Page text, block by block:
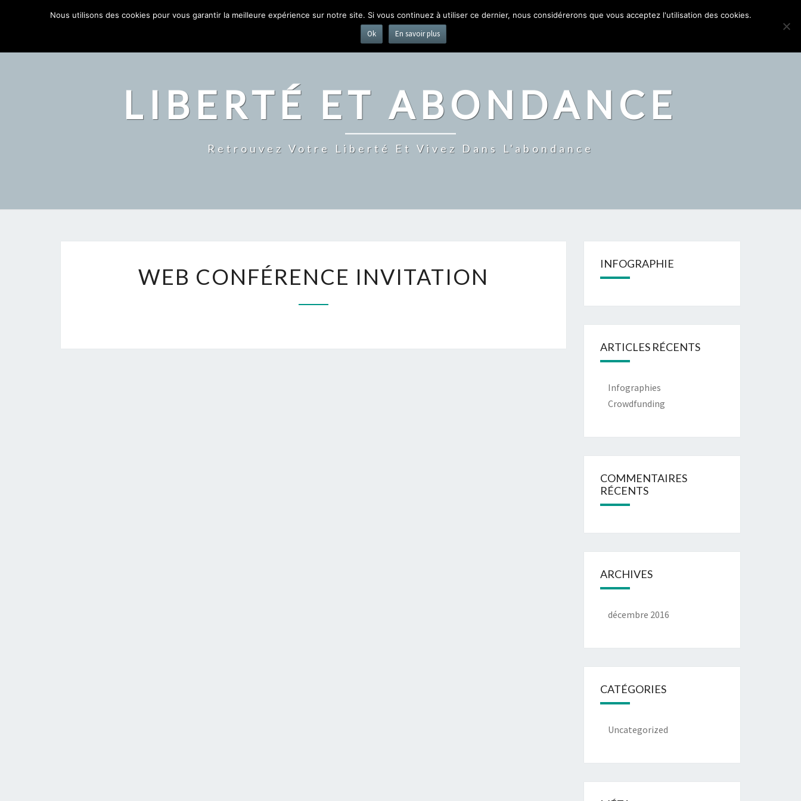
LIBERTÉ ET ABONDANCE ACCUEIL WEB CONFÉRENCE INVITATION FORMULAIRE EBOOK
LIBERTÉ ET ABONDANCE
Retrouvez Votre Liberté Et Vivez Dans L'abondance
CONFÉRENCE
WEB CONFÉRENCE INVITATION INFOGRAPHIE
ARTICLES RÉCENTS
Infographies
Crowdfunding
COMMENTAIRES
RÉCENTS
ARCHIVES
décembre 2016
CATÉGORIES
Uncategorized
Nous utilisons des cookies pour vous garantir la meilleure expérience sur notre site. Si vous continuez à utiliser ce dernier, nous considérerons que vous acceptez l'utilisation des cookies.
Ok En savoir plus